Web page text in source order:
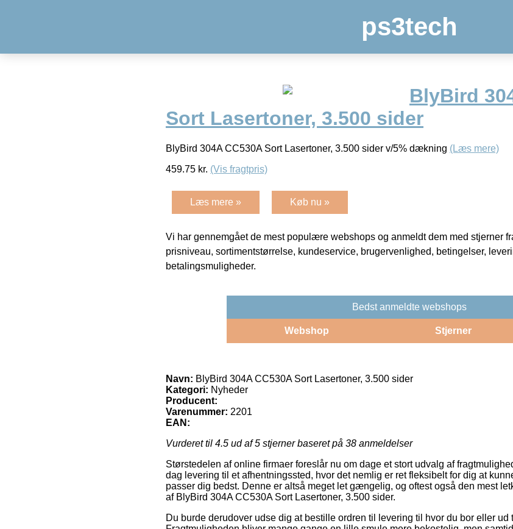
ps3tech
BlyBird
Sort Lasertoner, 3.500 sider
BlyBird 304A CC530A Sort Lasertoner, 3.500 sider v/5% dækning (Læs mere)
459.75 kr. (Vis fragtpris)
Læs mere » Køb nu »
Vi har gennemgået de mest populære webshops og anmeldt dem med stjerner
prisniveau, sortimentstørrelse, kundeservice, brugervenlighed, betingelser,
betalingsmuligheder.
Bedst anmeldte webshops
Webshop Stjerner
Navn: BlyBird 304A CC530A Sort Lasertoner, 3.500 sider
Kategori: Nyheder
Producent:
Varenummer: 2201
EAN:
Vurderet til 4.5 ud af 5 stjerner baseret på 38 anmeldelser
Størstedelen af online firmaer foreslår nu om dage et stort udvalg af
dag levering til et afhentningssted, hvor det nemlig er ret fleksibelt for dig at
passer dig bedst. Denne er altså meget let gængelig, og oftest også den mest
af BlyBird 304A CC530A Sort Lasertoner, 3.500 sider.
Du burde derudover udse dig at bestille ordren til levering til hvor du bor eller ud